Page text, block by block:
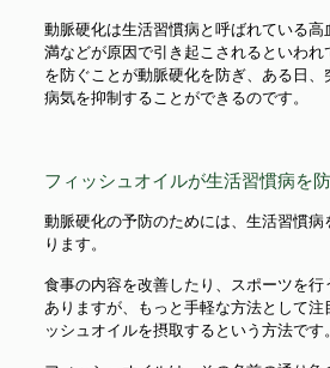
動脈硬化は生活習慣病と呼ばれている
満などが原因で引き起こされるといわ
を防ぐことが動脈硬化を防ぎ、ある日
病気を抑制することができるのです。
フィッシュオイルが生活習慣病を
動脈硬化の予防のためには、生活習慣
ります。
食事の内容を改善したり、スポーツを行
ありますが、もっと手軽な方法として注
ッシュオイルを摂取するという方法です。